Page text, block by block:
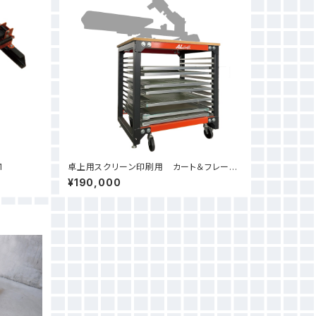
卓上用スクリーン印刷用 カート＆フレーム
ラック
¥190,000